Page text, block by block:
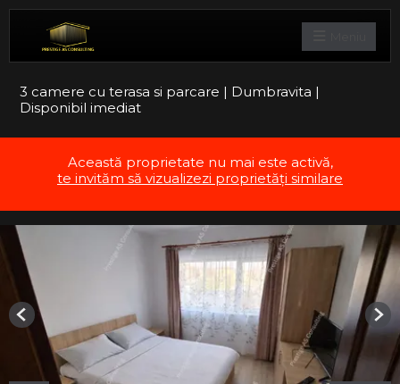
3 camere cu terasa si parcare | Dumbravita |
Disponibil imediat
Această proprietate nu mai este activă,
te invităm să vizualizezi proprietăți similare
Previous